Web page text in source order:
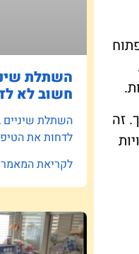
זה
השתלת
חשוב לא
השתלת
לדחות את
לקריאת